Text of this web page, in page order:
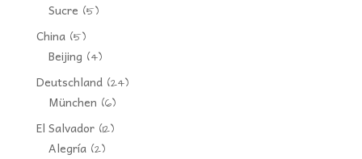
Sucre (5)
China(5)
Beijing (4)
Deutschland(24)
München (6)
El Salvador(12)
Alegría(2)